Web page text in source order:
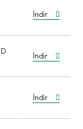
İndir
İndir
İndir